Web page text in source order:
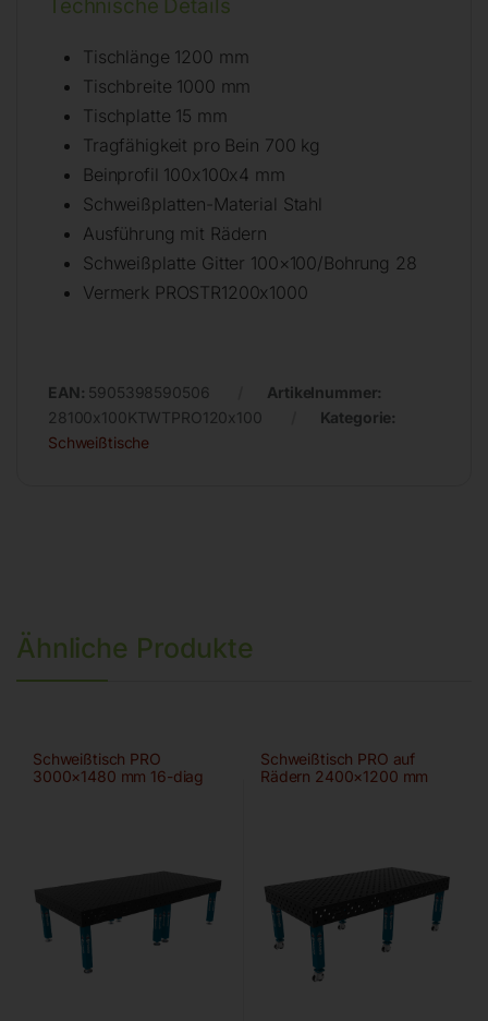
Technische Details
Tischlänge 1200 mm
Tischbreite 1000 mm
Tischplatte 15 mm
Tragfähigkeit pro Bein 700 kg
Beinprofil 100x100x4 mm
Schweißplatten-Material Stahl
Ausführung mit Rädern
Schweißplatte Gitter 100×100/Bohrung 28
Vermerk PROSTR1200x1000
EAN: 5905398590506
Artikelnummer:
28100x100KTWTPRO120x100
Kategorie:
Schweißtische
Ähnliche Produkte
Schweißtisch PRO
3000×1480 mm 16-diag
Schweißtisch PRO auf
Rädern 2400×1200 mm